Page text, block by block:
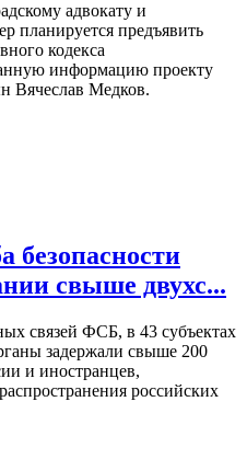
адвокату и
планируется предъявить
кодекса
информацию проекту
Вячеслав Медков.
безопасности
свыше двухс...
связей ФСБ, в 43 субъектах
задержали свыше 200
и иностранцев,
российских